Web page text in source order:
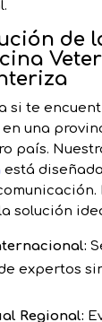
de
si te
una
país.
está
solución
expertos
Regional: